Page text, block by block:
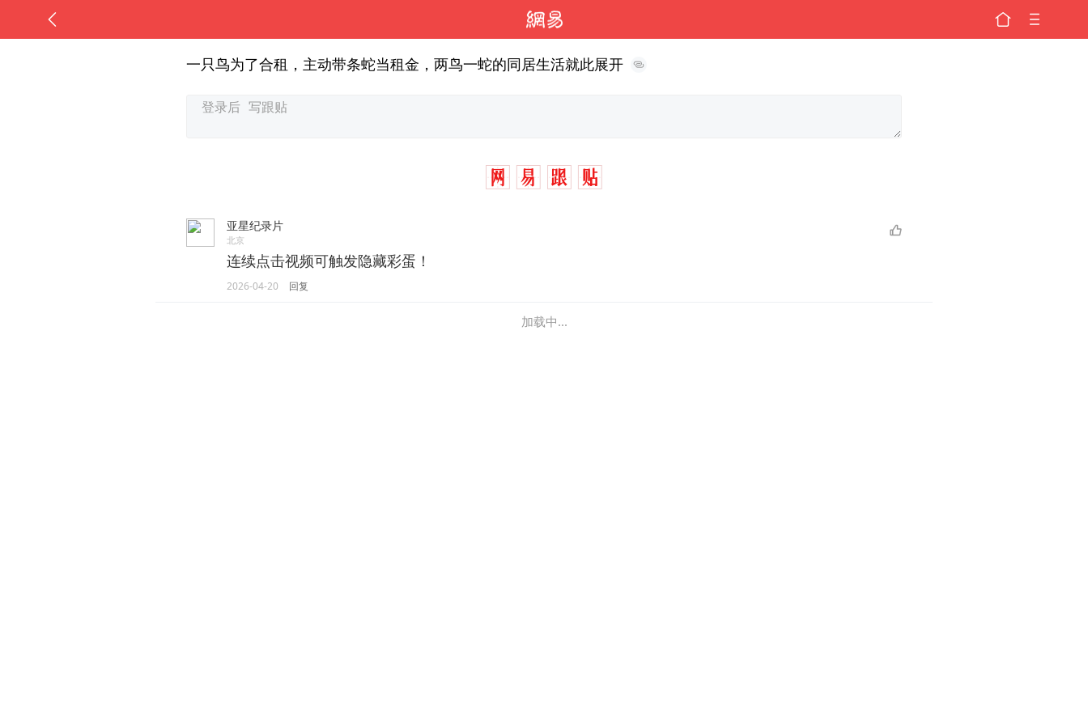
一只鸟为了合租，主动带条蛇当租金，两鸟一蛇的同居生活就此展开
亚星纪录片
北京
连续点击视频可触发隐藏彩蛋！
2026-04-20 回复
加载中...